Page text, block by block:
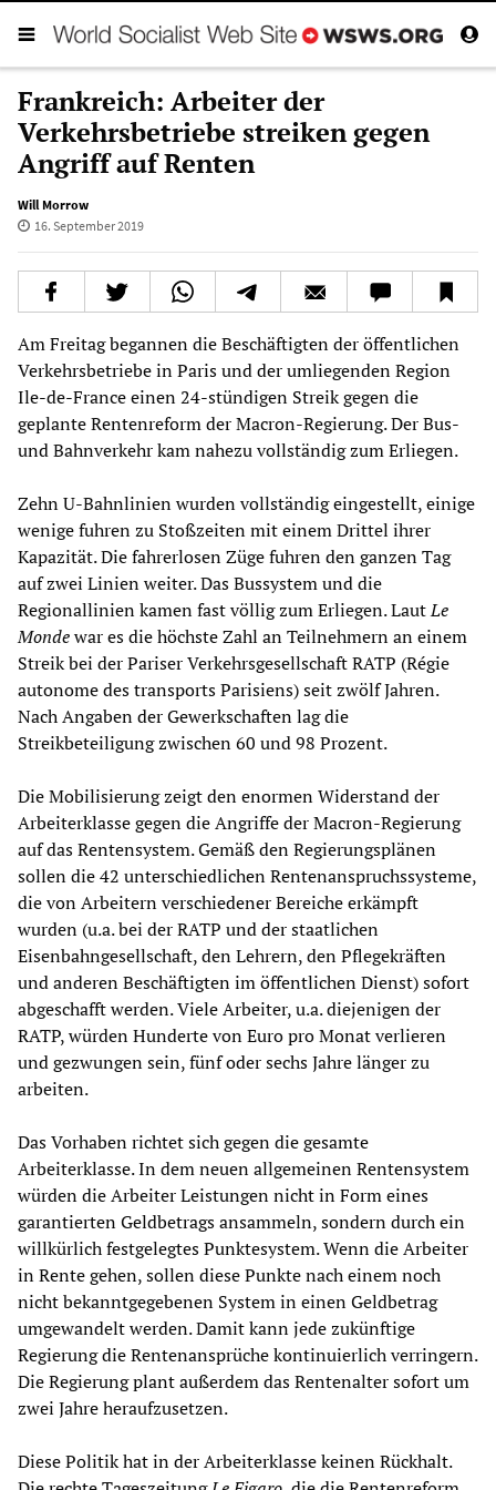
Frankreich: Arbeiter der
Verkehrsbetriebe streiken gegen
Angriff auf Renten
Will Morrow
16. September 2019
Am Freitag begannen die Beschäftigten der öffentlichen
Verkehrsbetriebe in Paris und der umliegenden Region
Ile-de-France einen 24-stündigen Streik gegen die
geplante Rentenreform der Macron-Regierung. Der Bus-
und Bahnverkehr kam nahezu vollständig zum Erliegen.
Zehn U-Bahnlinien wurden vollständig eingestellt, einige
wenige fuhren zu Stoßzeiten mit einem Drittel ihrer
Kapazität. Die fahrerlosen Züge fuhren den ganzen Tag
auf zwei Linien weiter. Das Bussystem und die
Regionallinien kamen fast völlig zum Erliegen. LautLe
Mondewar es die höchste Zahl an Teilnehmern an einem
Streik bei der Pariser Verkehrsgesellschaft RATP (Régie
autonome des transports Parisiens) seit zwölf Jahren.
Nach Angaben der Gewerkschaften lag die
Streikbeteiligung zwischen 60 und 98 Prozent.
Die Mobilisierung zeigt den enormen Widerstand der
Arbeiterklasse gegen die Angriffe der Macron-Regierung
auf das Rentensystem. Gemäß den Regierungsplänen
sollen die 42 unterschiedlichen Rentenanspruchssysteme,
die von Arbeitern verschiedener Bereiche erkämpft
wurden (u.a. bei der RATP und der staatlichen
Eisenbahngesellschaft, den Lehrern, den Pflegekräften
und anderen Beschäftigten im öffentlichen Dienst) sofort
abgeschafft werden. Viele Arbeiter, u.a. diejenigen der
RATP, würden Hunderte von Euro pro Monat verlieren
und gezwungen sein, fünf oder sechs Jahre länger zu
arbeiten.
Das Vorhaben richtet sich gegen die gesamte
Arbeiterklasse. In dem neuen allgemeinen Rentensystem
würden die Arbeiter Leistungen nicht in Form eines
garantierten Geldbetrags ansammeln, sondern durch ein
willkürlich festgelegtes Punktesystem. Wenn die Arbeiter
in Rente gehen, sollen diese Punkte nach einem noch
nicht bekanntgegebenen System in einen Geldbetrag
umgewandelt werden. Damit kann jede zukünftige
Regierung die Rentenansprüche kontinuierlich verringern.
Die Regierung plant außerdem das Rentenalter sofort um
zwei Jahre heraufzusetzen.
Diese Politik hat in der Arbeiterklasse keinen Rückhalt.